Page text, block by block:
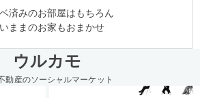
済みのお部屋はもちろん
ままのお家もおまかせ
ウルカモ
動産のソーシャルマーケット